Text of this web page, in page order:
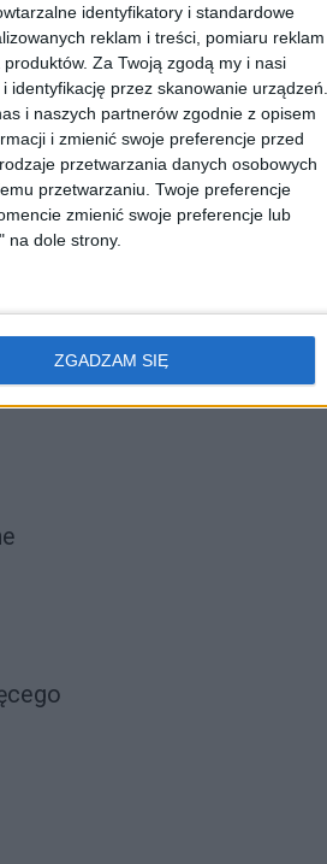
identyfikatory i standardowe
reklam i treści, pomiaru
Za Twoją zgodą my i nasi
przez skanowanie urządzeń.
i naszych partnerów zgodnie z opisem
i zmienić swoje preferencje przed
przetwarzania danych osobowych
przetwarzaniu. Twoje preferencje
zmienić swoje preferencje lub
na dole strony.
ZGADZAM SIĘ